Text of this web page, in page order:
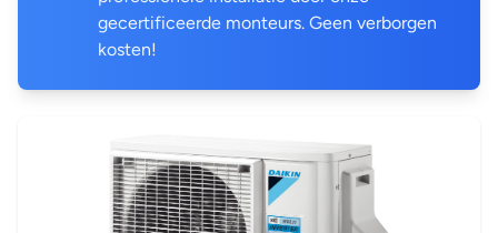
gecertificeerde monteurs. Geen verborgen
kosten!